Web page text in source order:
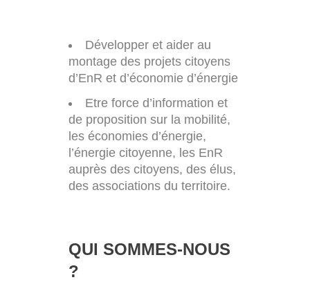
Développer et aider au
montage des projets citoyens
d’EnR et d’économie d’énergie
Etre force d’information et
de proposition sur la mobilité,
les économies d’énergie,
l’énergie citoyenne, les EnR
auprès des citoyens, des élus,
des associations du territoire.
QUI SOMMES-NOUS
?